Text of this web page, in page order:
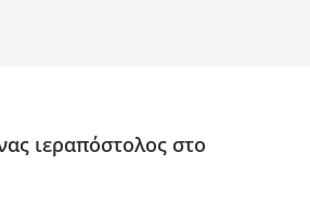
ιεραπόστολος στο